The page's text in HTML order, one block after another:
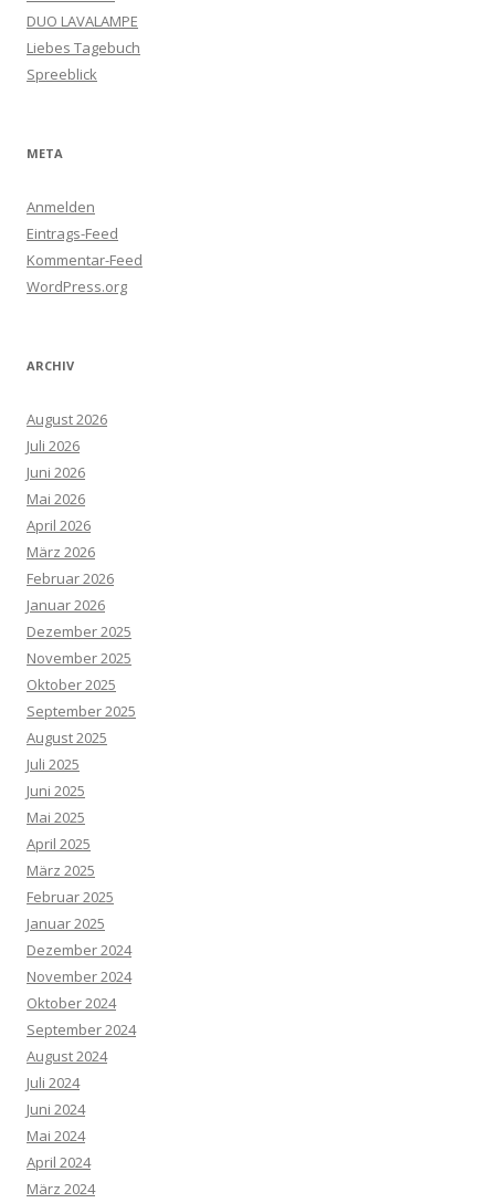
DUO LAVALAMPE
Liebes Tagebuch
Spreeblick
META
Anmelden
Eintrags-Feed
Kommentar-Feed
WordPress.org
ARCHIV
August 2026
Juli 2026
Juni 2026
Mai 2026
April 2026
März 2026
Februar 2026
Januar 2026
Dezember 2025
November 2025
Oktober 2025
September 2025
August 2025
Juli 2025
Juni 2025
Mai 2025
April 2025
März 2025
Februar 2025
Januar 2025
Dezember 2024
November 2024
Oktober 2024
September 2024
August 2024
Juli 2024
Juni 2024
Mai 2024
April 2024
März 2024